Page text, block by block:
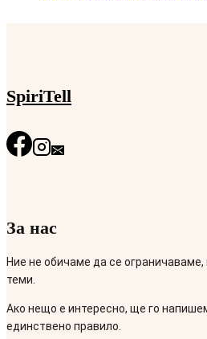
SpiriTell
За нас
Ние не обичаме да се
теми.
Ако нещо е интересно, ще го
единствено правило.